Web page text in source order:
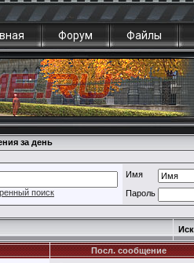
Форум Файлы
за день
поиск
Имя
Пароль
Посл. сообщение